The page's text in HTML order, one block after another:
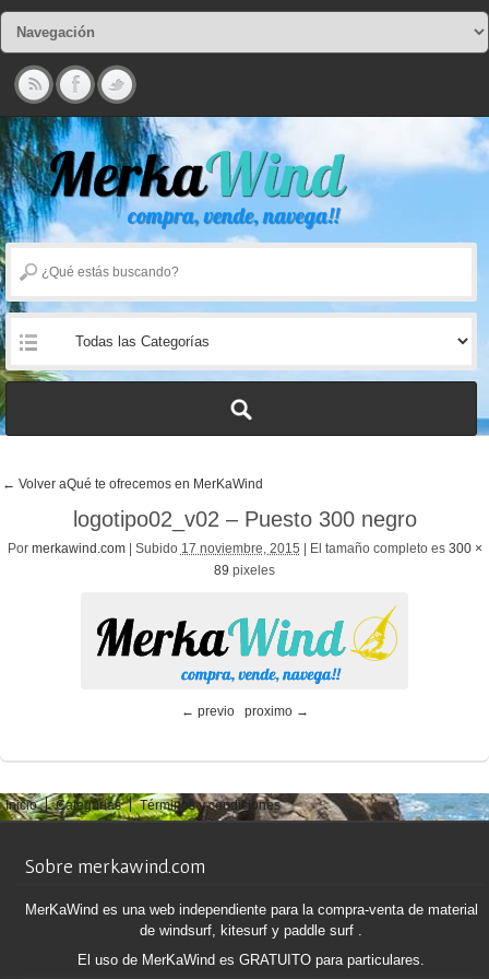
← Volver aQué te ofrecemos en MerKaWind
logotipo02_v02 – Puesto 300 negro
Por merkawind.com Subido 17 noviembre, 2015 El tamaño completo es 300 ×
89 pixeles
← previo proximo →
Inicio Categorías Términos y condiciones
Sobre merkawind.com
MerKaWind es una web independiente para la compra-venta de material
de windsurf, kitesurf y paddle surf .
El uso de MerKaWind es GRATUITO para particulares.